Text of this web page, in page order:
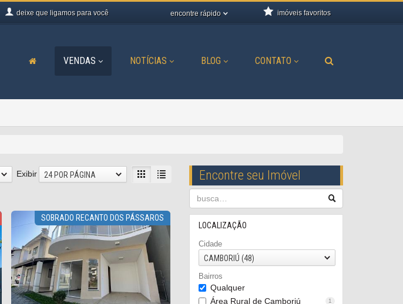
deixe que ligamos para você encontre rápido imóveis favoritos
VENDAS NOTÍCIAS BLOG CONTATO
Encontre seu Imóvel
LOCALIZAÇÃO
Cidade
CAMBORIÚ (48)
Bairros
Qualquer
Área Rural de Camboriú
1
Exibir 24 POR PÁGINA
SOBRADO RECANTO DOS PÁSSAROS